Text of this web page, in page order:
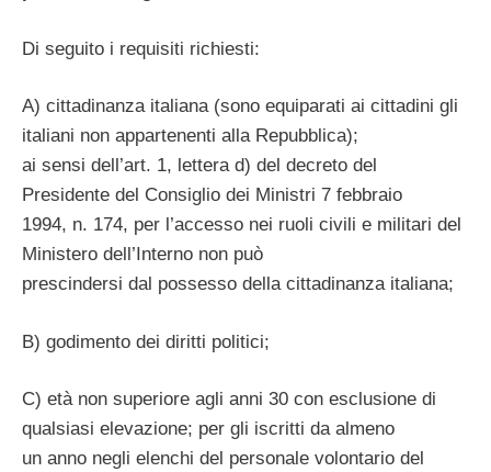
Di seguito i requisiti richiesti:
A) cittadinanza italiana (sono equiparati ai cittadini gli
italiani non appartenenti alla Repubblica);
ai sensi dell’art. 1, lettera d) del decreto del
Presidente del Consiglio dei Ministri 7 febbraio
1994, n. 174, per l’accesso nei ruoli civili e militari del
Ministero dell’Interno non può
prescindersi dal possesso della cittadinanza italiana;
B) godimento dei diritti politici;
C) età non superiore agli anni 30 con esclusione di
qualsiasi elevazione; per gli iscritti da almeno
un anno negli elenchi del personale volontario del